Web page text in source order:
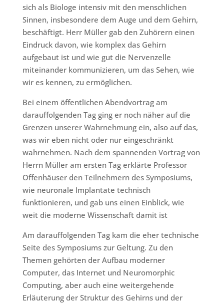
sich als Biologe intensiv mit den menschlichen
Sinnen, insbesondere dem Auge und dem Gehirn,
beschäftigt. Herr Müller gab den Zuhörern einen
Eindruck davon, wie komplex das Gehirn
aufgebaut ist und wie gut die Nervenzelle
miteinander kommunizieren, um das Sehen, wie
wir es kennen, zu ermöglichen.
Bei einem öffentlichen Abendvortrag am
darauffolgenden Tag ging er noch näher auf die
Grenzen unserer Wahrnehmung ein, also auf das,
was wir eben nicht oder nur eingeschränkt
wahrnehmen. Nach dem spannenden Vortrag von
Herrn Müller am ersten Tag erklärte Professor
Offenhäuser den Teilnehmern des Symposiums,
wie neuronale Implantate technisch
funktionieren, und gab uns einen Einblick, wie
weit die moderne Wissenschaft damit ist
Am darauffolgenden Tag kam die eher technische
Seite des Symposiums zur Geltung. Zu den
Themen gehörten der Aufbau moderner
Computer, das Internet und Neuromorphic
Computing, aber auch eine weitergehende
Erläuterung der Struktur des Gehirns und der